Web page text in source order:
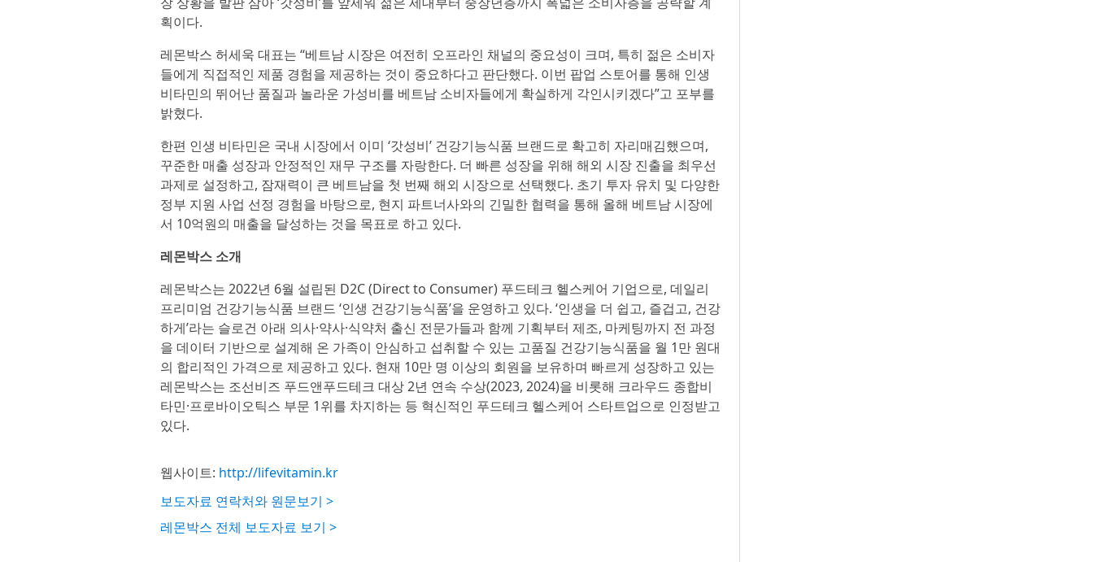
획이다.
레몬박스 허세욱 대표는 “베트남 시장은 여전히 오프라인 채널의 중요성이 크며, 특히 젊은 소비자
들에게 직접적인 제품 경험을 제공하는 것이 중요하다고 판단했다. 이번 팝업 스토어를 통해 인생
비타민의 뛰어난 품질과 놀라운 가성비를 베트남 소비자들에게 확실하게 각인시키겠다”고 포부를
밝혔다.
한편 인생 비타민은 국내 시장에서 이미 ‘갓성비’ 건강기능식품 브랜드로 확고히 자리매김했으며,
꾸준한 매출 성장과 안정적인 재무 구조를 자랑한다. 더 빠른 성장을 위해 해외 시장 진출을 최우선
과제로 설정하고, 잠재력이 큰 베트남을 첫 번째 해외 시장으로 선택했다. 초기 투자 유치 및 다양한
정부 지원 사업 선정 경험을 바탕으로, 현지 파트너사와의 긴밀한 협력을 통해 올해 베트남 시장에
서 10억원의 매출을 달성하는 것을 목표로 하고 있다.
레몬박스 소개
레몬박스는 2022년 6월 설립된 D2C (Direct to Consumer) 푸드테크 헬스케어 기업으로, 데일리
프리미엄 건강기능식품 브랜드 ‘인생 건강기능식품’을 운영하고 있다. ‘인생을 더 쉽고, 즐겁고, 건강
하게’라는 슬로건 아래 의사·약사·식약처 출신 전문가들과 함께 기획부터 제조, 마케팅까지 전 과정
을 데이터 기반으로 설계해 온 가족이 안심하고 섭취할 수 있는 고품질 건강기능식품을 월 1만 원대
의 합리적인 가격으로 제공하고 있다. 현재 10만 명 이상의 회원을 보유하며 빠르게 성장하고 있는
레몬박스는 조선비즈 푸드앤푸드테크 대상 2년 연속 수상(2023, 2024)을 비롯해 크라우드 종합비
타민·프로바이오틱스 부문 1위를 차지하는 등 혁신적인 푸드테크 헬스케어 스타트업으로 인정받고
있다.
웹사이트: http://lifevitamin.kr
보도자료 연락처와 원문보기 >
레몬박스 전체 보도자료 보기 >